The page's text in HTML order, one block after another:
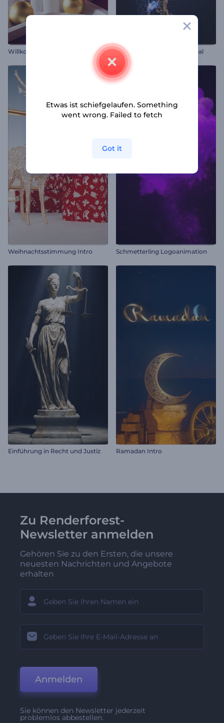
Willkommen Frohes Neues Jahr Flüssige Partikel Logo Reveal
Weihnachtsstimmung Intro Schmetterling Logoanimation
Einführung in Recht und Justiz Ramadan Intro
Zu Renderforest-
Newsletter anmelden
Gehören Sie zu den Ersten, die unsere
neuesten Nachrichten und Angebote
erhalten
Anmelden
Sie können den Newsletter jederzeit
problemlos abbestellen.
Etwas ist schiefgelaufen. Something
went wrong. Failed to fetch
Got it